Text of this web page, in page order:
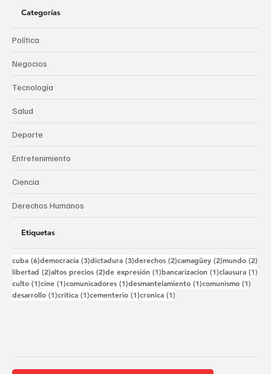
Categorías
Política
Negocios
Tecnología
Salud
Deporte
Entretenimiento
Ciencia
Derechos Humanos
Etiquetas
cuba (6)6 entradas
democracia (3)3 entradas
dictadura (3)3 entradas
derechos (2)2 entradas
camagüey (2)2 entradas
mundo (2)
libertad (2)2 entradas
altos precios (2)2 entradas
de expresión (1)1 entrada
bancarizacion (1)1 entrada
clausura (1)
culto (1)1 entrada
cine (1)1 entrada
comunicadores (1)1 entrada
desmantelamiento (1)1 entrada
comunismo (1)
desarrollo (1)1 entrada
critica (1)1 entrada
cementerio (1)1 entrada
cronica (1)